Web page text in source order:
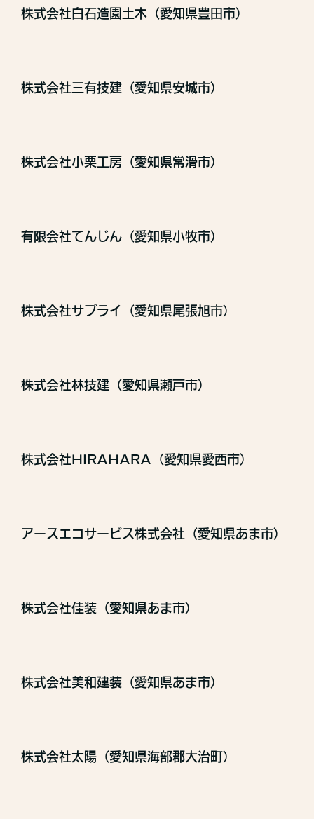
株式会社白石造園土木（愛知県豊田市）
株式会社三有技建（愛知県安城市）
株式会社小栗工房（愛知県常滑市）
有限会社てんじん（愛知県小牧市）
株式会社サプライ（愛知県尾張旭市）
株式会社林技建（愛知県瀬戸市）
株式会社HIRAHARA（愛知県愛西市）
アースエコサービス株式会社（愛知県あま市）
株式会社佳装（愛知県あま市）
株式会社美和建装（愛知県あま市）
株式会社太陽（愛知県海部郡大治町）